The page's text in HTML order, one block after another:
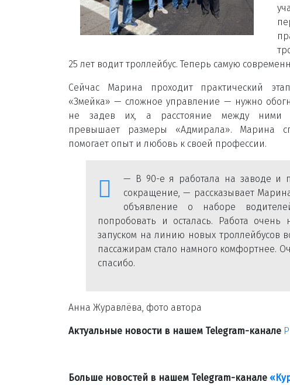
25 лет водит троллейбус. Теперь самую
Сейчас Марина проходит практический
«Змейка» — сложное управление — нужно
не задев их, а расстояние между ними
превышает размеры «Адмирала». Марина
помогает опыт и любовь к своей профессии.
— В 90-е я работала на заводе и
сокращение, — рассказывает
объявление о наборе
попробовать и осталась. Работа очень
запуском на линию новых троллейбусов
пассажирам стало намного комфортнее.
спасибо.
Анна Журавлёва, фото автора
Актуальные новости в нашем Telegram-канале
Больше новостей в нашем Telegram-канале